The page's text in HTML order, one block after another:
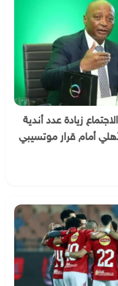
زيادة عدد أندية
أمام قرار موتسيبي